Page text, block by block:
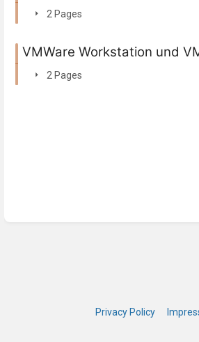
2 Pages
VMWare Workstation und
2 Pages
Privacy Policy